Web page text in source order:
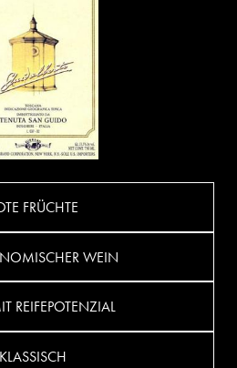
FRÜCHTE
WEIN
REIFEPOTENZIAL
KLASSISCH